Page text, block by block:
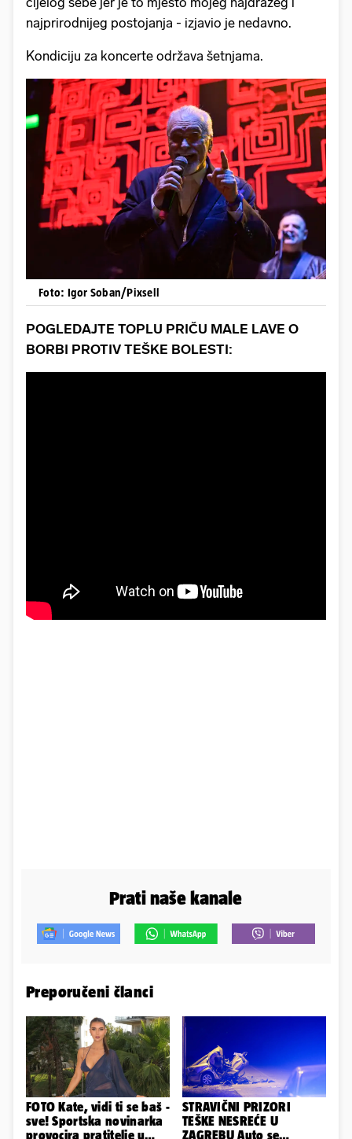
najprirodnijeg postojanja - izjavio je nedavno.
Kondiciju za koncerte održava šetnjama.
Foto: Igor Soban/Pixsell
POGLEDAJTE TOPLU PRIČU MALE LAVE O
BORBI PROTIV TEŠKE BOLESTI:
Prati naše kanale
Preporučeni članci
FOTO Kate, vidi ti se baš -
sve! Sportska novinarka
provocira pratitelje u
STRAVIČNI PRIZORI
TEŠKE NESREĆE U
ZAGREBU Auto se